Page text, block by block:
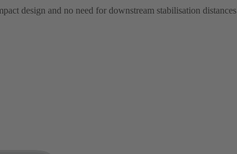
design and no need for downstream stabilisation distances